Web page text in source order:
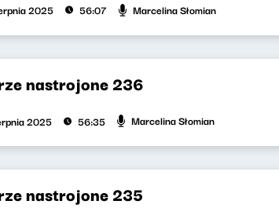
2025 56:07 Marcelina Słomian
nastrojone 236
2025 56:35 Marcelina Słomian
nastrojone 235